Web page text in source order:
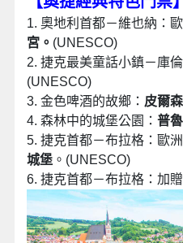
1. 奧地利首都－維也納：
宮。 (UNESCO)
2. 捷克最美童話小鎮－庫倫
(UNESCO)
3. 金色啤酒的故鄉： 皮爾
4. 森林中的城堡公園： 普
5. 捷克首都－布拉格：歐
城堡。(UNESCO)
6. 捷克首都－布拉格：加贈